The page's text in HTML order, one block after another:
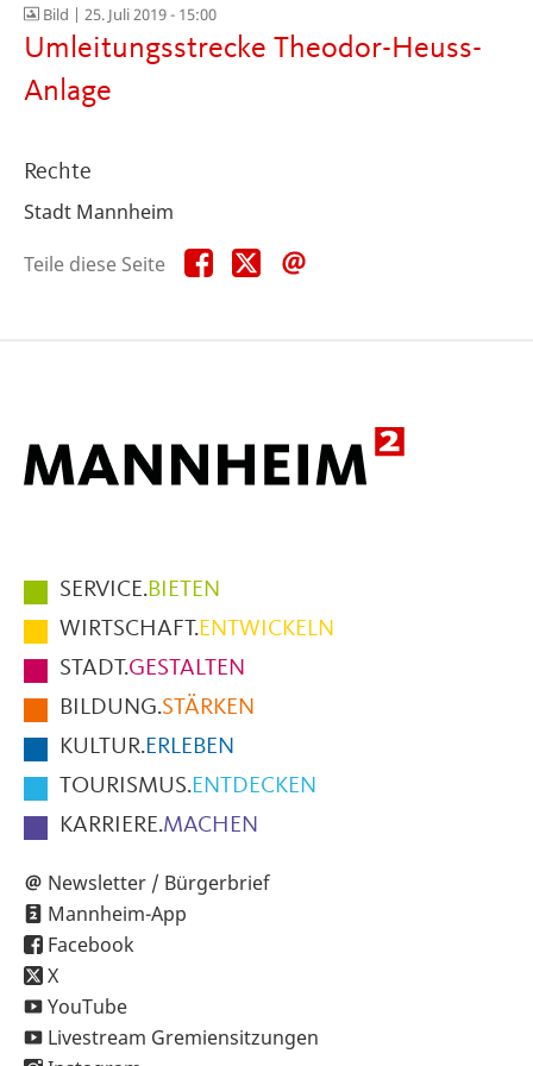
Bild | 25. Juli 2019 - 15:00
Umleitungsstrecke Theodor-Heuss-
Anlage
Rechte
Stadt Mannheim
Teile diese Seite
Teile
diese
Teile
diese
Hauptmenüpunkte
im
Fußbereich
der
Seite
SERVICE.BIETEN
WIRTSCHAFT.ENTWICKELN
STADT.GESTALTEN
BILDUNG.STÄRKEN
KULTUR.ERLEBEN
TOURISMUS.ENTDECKEN
KARRIERE.MACHEN
Newsletter / Bürgerbrief
Mannheim-App
Facebook
X
YouTube
Livestream Gremiensitzungen